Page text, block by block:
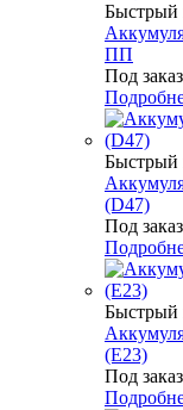
Быстрый
ПП
Под заказ
Быстрый
(D47)
Под заказ
Быстрый
(E23)
Под заказ